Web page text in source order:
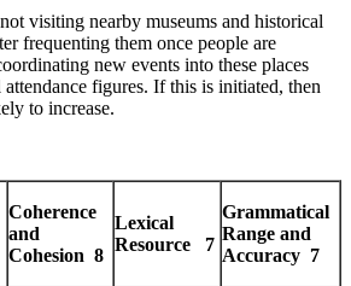
visiting nearby museums and historical
frequenting them once people are
new events into these places
figures. If this is initiated, then
to increase.
Coherence
and
Cohesion 8
Lexical
Resource 7
Grammatical
Range and
Accuracy 7